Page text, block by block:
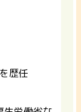
歴任